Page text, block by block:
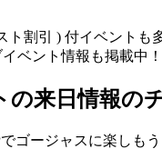
割引 ) 付イベント
ベント情報も掲載中！
来日情報の
ージャスに楽しも